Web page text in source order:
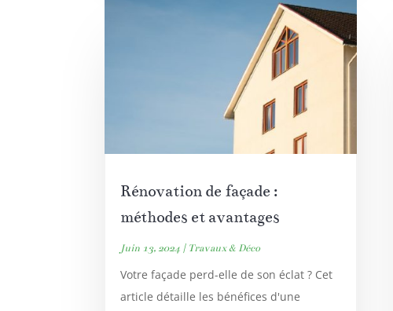
Rénovation de façade :
méthodes et avantages
Juin 13, 2024 | Travaux & Déco
Votre façade perd-elle de son éclat ? Cet
article détaille les bénéfices d'une